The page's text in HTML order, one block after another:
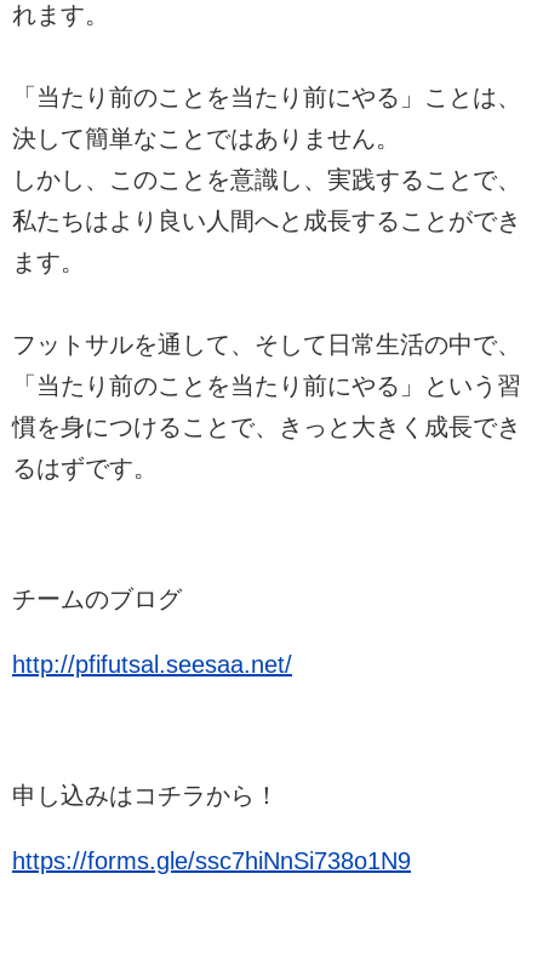
れます。
「当たり前のことを当たり前にやる」ことは、
決して簡単なことではありません。
しかし、このことを意識し、実践することで、
私たちはより良い人間へと成長することができ
ます。
フットサルを通して、そして日常生活の中で、
「当たり前のことを当たり前にやる」という習
慣を身につけることで、きっと大きく成長でき
るはずです。
チームのブログ
http://pfifutsal.seesaa.net/
申し込みはコチラから！
https://forms.gle/ssc7hiNnSi738o1N9